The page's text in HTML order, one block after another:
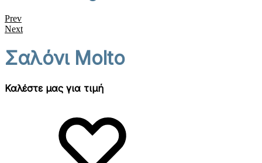
Prev
Next
Σαλόνι Molto
Καλέστε μας για τιμή